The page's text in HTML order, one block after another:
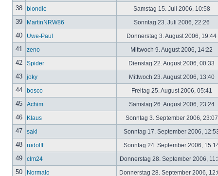
38 blondie Samstag 15. Juli 2006, 10:58
39 MartinNRW86 Sonntag 23. Juli 2006, 22:26
40 Uwe-Paul Donnerstag 3. August 2006, 19:44
41 zeno Mittwoch 9. August 2006, 14:22
42 Spider Dienstag 22. August 2006, 00:33
43 joky Mittwoch 23. August 2006, 13:40
44 bosco Freitag 25. August 2006, 05:41
45 Achim Samstag 26. August 2006, 23:24
46 Klaus Sonntag 3. September 2006,
47 saki Sonntag 17. September 2006,
48 rudolff Sonntag 24. September 2006,
49 clm24 Donnerstag 28. September 2006,
50 Normalo Donnerstag 28. September 2006,